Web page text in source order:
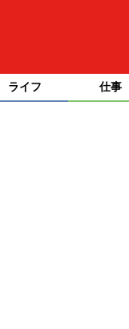
ライフ 仕事